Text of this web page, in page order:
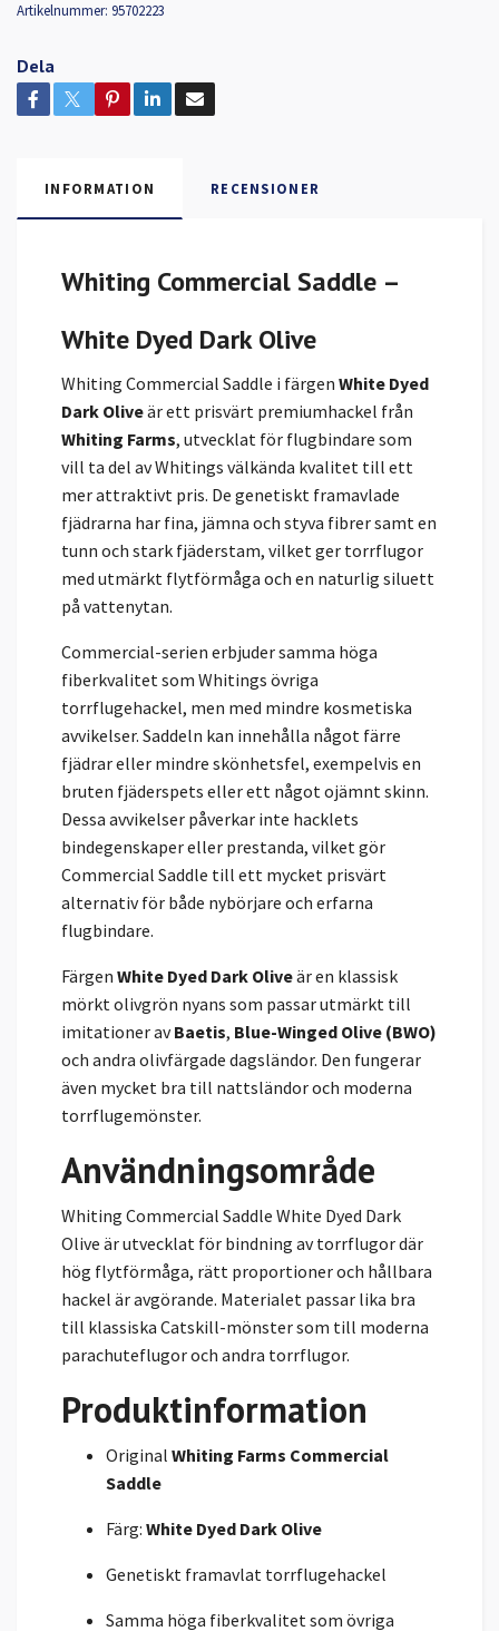
Artikelnummer: 95702223
Dela
INFORMATION RECENSIONER
Whiting Commercial Saddle –
White Dyed Dark Olive
Whiting Commercial Saddle i färgen White Dyed
Dark Oliveär ett prisvärt premiumhackel från
Whiting Farms, utvecklat för flugbindare som
vill ta del av Whitings välkända kvalitet till ett
mer attraktivt pris. De genetiskt framavlade
fjädrarna har fina, jämna och styva fibrer samt en
tunn och stark fjäderstam, vilket ger torrflugor
med utmärkt flytförmåga och en naturlig siluett
på vattenytan.
Commercial-serien erbjuder samma höga
fiberkvalitet som Whitings övriga
torrflugehackel, men med mindre kosmetiska
avvikelser. Saddeln kan innehålla något färre
fjädrar eller mindre skönhetsfel, exempelvis en
bruten fjäderspets eller ett något ojämnt skinn.
Dessa avvikelser påverkar inte hacklets
bindegenskaper eller prestanda, vilket gör
Commercial Saddle till ett mycket prisvärt
alternativ för både nybörjare och erfarna
flugbindare.
Färgen White Dyed Dark Oliveär en klassisk
mörkt olivgrön nyans som passar utmärkt till
imitationer avBaetis, Blue-Winged Olive (BWO)
och andra olivfärgade dagsländor. Den fungerar
även mycket bra till nattsländor och moderna
torrflugemönster.
Användningsområde
Whiting Commercial Saddle White Dyed Dark
Olive är utvecklat för bindning av torrflugor där
hög flytförmåga, rätt proportioner och hållbara
hackel är avgörande. Materialet passar lika bra
till klassiska Catskill-mönster som till moderna
parachuteflugor och andra torrflugor.
Produktinformation
Original Whiting Farms Commercial
Saddle
Färg: White Dyed Dark Olive
Genetiskt framavlat torrflugehackel
Samma höga fiberkvalitet som övriga